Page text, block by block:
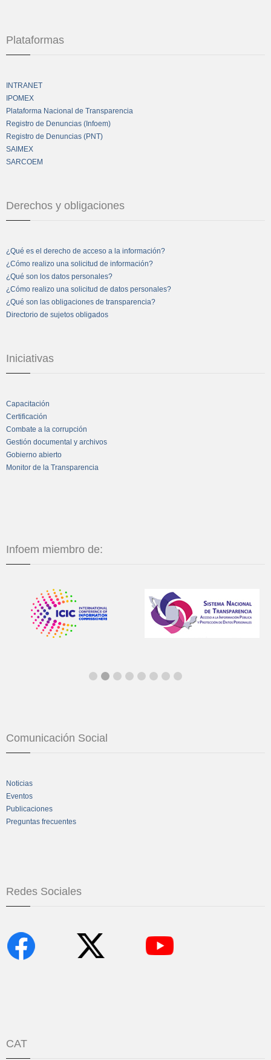
Plataformas
INTRANET
IPOMEX
Plataforma Nacional de Transparencia
Registro de Denuncias (Infoem)
Registro de Denuncias (PNT)
SAIMEX
SARCOEM
Derechos y obligaciones
¿Qué es el derecho de acceso a la información?
¿Cómo realizo una solicitud de información?
¿Qué son los datos personales?
¿Cómo realizo una solicitud de datos personales?
¿Qué son las obligaciones de transparencia?
Directorio de sujetos obligados
Iniciativas
Capacitación
Certificación
Combate a la corrupción
Gestión documental y archivos
Gobierno abierto
Monitor de la Transparencia
Infoem miembro de:
Comunicación Social
Noticias
Eventos
Publicaciones
Preguntas frecuentes
Redes Sociales
CAT